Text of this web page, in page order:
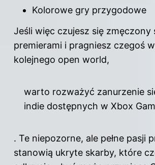
Kolorowe gry przygodowe
Jeśli więc czujesz się zmęczony
premierami i pragniesz czegoś
kolejnego open world,
warto rozważyć zanurzenie
indie dostępnych w Xbox
. Te niepozorne, ale pełne pasji
stanowią ukryte skarby, które